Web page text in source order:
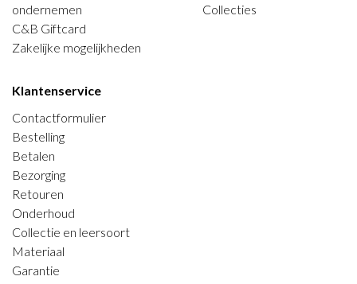
ondernemen
C&B Giftcard
Zakelijke mogelijkheden
Collecties
Klantenservice
Contactformulier
Bestelling
Betalen
Bezorging
Retouren
Onderhoud
Collectie en leersoort
Materiaal
Garantie